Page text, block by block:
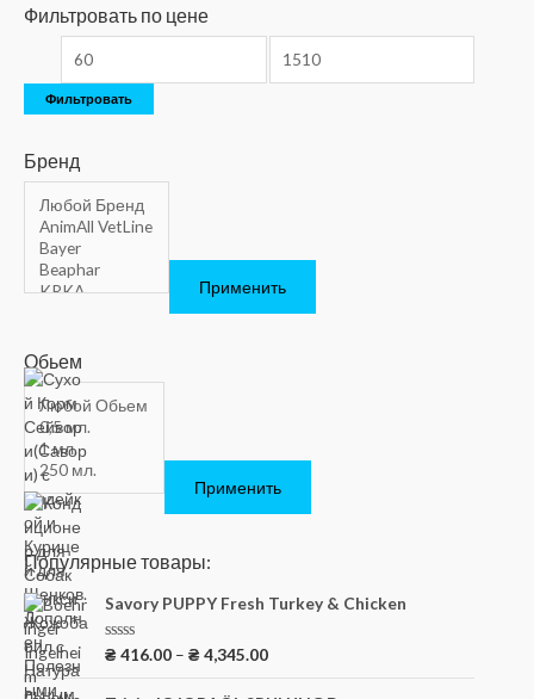
Фильтровать по цене
Фильтровать
Бренд
Применить
Обьем
Применить
Популярные товары:
Savory PUPPY Fresh Turkey & Chicken
О
₴ 416.00 –₴ 4,345.00